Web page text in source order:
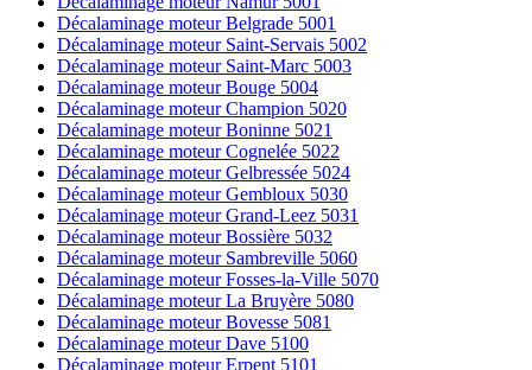
Décalaminage moteur Belgrade 5001
Décalaminage moteur Saint-Servais 5002
Décalaminage moteur Saint-Marc 5003
Décalaminage moteur Bouge 5004
Décalaminage moteur Champion 5020
Décalaminage moteur Boninne 5021
Décalaminage moteur Cognelée 5022
Décalaminage moteur Gelbressée 5024
Décalaminage moteur Gembloux 5030
Décalaminage moteur Grand-Leez 5031
Décalaminage moteur Bossière 5032
Décalaminage moteur Sambreville 5060
Décalaminage moteur Fosses-la-Ville 5070
Décalaminage moteur La Bruyère 5080
Décalaminage moteur Bovesse 5081
Décalaminage moteur Dave 5100
Décalaminage moteur Erpent 5101